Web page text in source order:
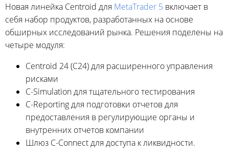
Новая линейка Centroid для MetaTrader 5 включает в
себя набор продуктов, разработанных на основе
обширных исследований рынка. Решения поделены на
четыре модуля:
Centroid 24 (C24) для расширенного управления
рисками
C-Simulation для тщательного тестирования
C-Reporting для подготовки отчетов для
предоставления в регулирующие органы и
внутренних отчетов компании
Шлюз C-Connect для доступа к ликвидности.